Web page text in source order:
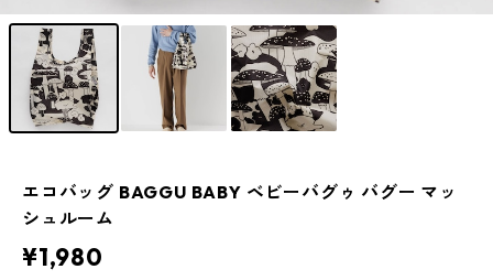
エコバッグ BAGGU BABY ベビーバグゥ バグー マッ
シュルーム
¥1,980